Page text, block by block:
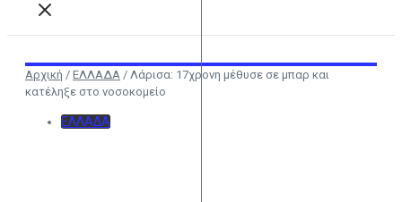
Αρχική / ΕΛΛΑΔΑ / Λάρισα: 17χρονη μέθυσε σε μπαρ και
κατέληξε στο νοσοκομείο
ΕΛΛΑΔΑ